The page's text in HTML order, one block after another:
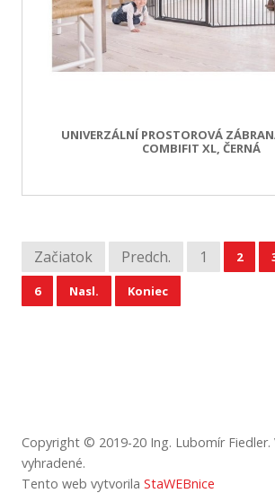
UNIVERZÁLNÍ PROSTOROVÁ
COMBIFIT XL, ČERNÁ
Začiatok Predch. 1 2
6 Nasl. Koniec
Copyright © 2019-20 Ing. Lubomír Fiedler.
vyhradené.
Tento web vytvorila StaWEBnice